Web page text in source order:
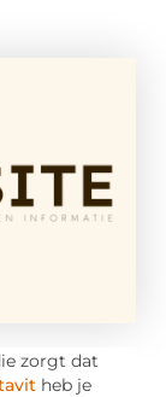
zorgt dat
heb je